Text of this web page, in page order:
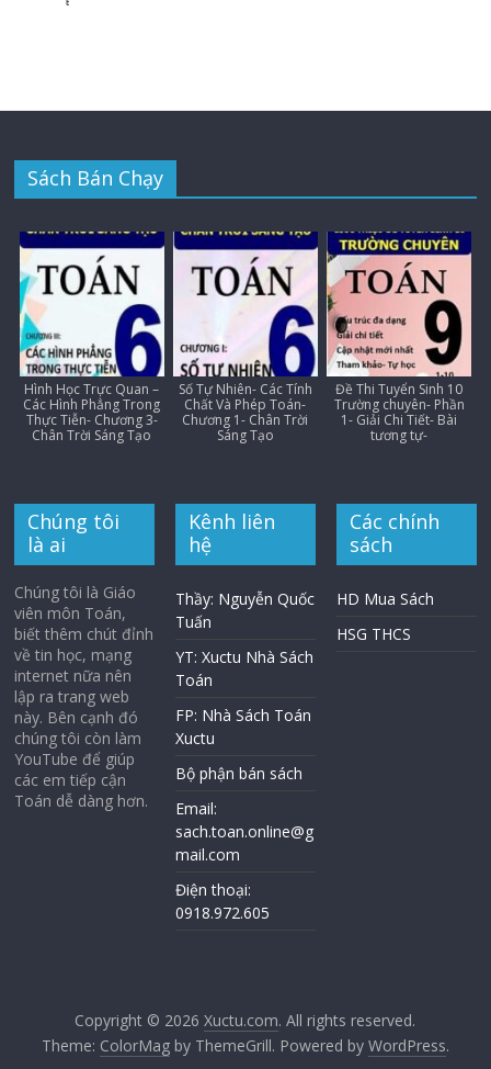
Sách Bán Chạy
Hình Học Trực Quan –
Các Hình Phẳng Trong
Thực Tiễn- Chương 3-
Chân Trời Sáng Tạo
Số Tự Nhiên- Các Tính
Chất Và Phép Toán-
Chương 1- Chân Trời
Sáng Tạo
Đề Thi Tuyển Sinh 10
Trường chuyên- Phần
1- Giải Chi Tiết- Bài
tương tự-
Chúng tôi
là ai
Chúng tôi là Giáo
viên môn Toán,
biết thêm chút đỉnh
về tin học, mạng
internet nữa nên
lập ra trang web
này. Bên cạnh đó
chúng tôi còn làm
YouTube để giúp
các em tiếp cận
Toán dễ dàng hơn.
Kênh liên
hệ
Thầy: Nguyễn Quốc
Tuấn
YT: Xuctu Nhà Sách
Toán
FP: Nhà Sách Toán
Xuctu
Bộ phận bán sách
Email:
sach.toan.online@g
mail.com
Điện thoại:
0918.972.605
Các chính
sách
HD Mua Sách
HSG THCS
Copyright © 2026Xuctu.com. All rights reserved.
Theme: ColorMagby ThemeGrill. Powered by WordPress.